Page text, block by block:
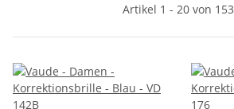
Artikel 1 - 20 von 153